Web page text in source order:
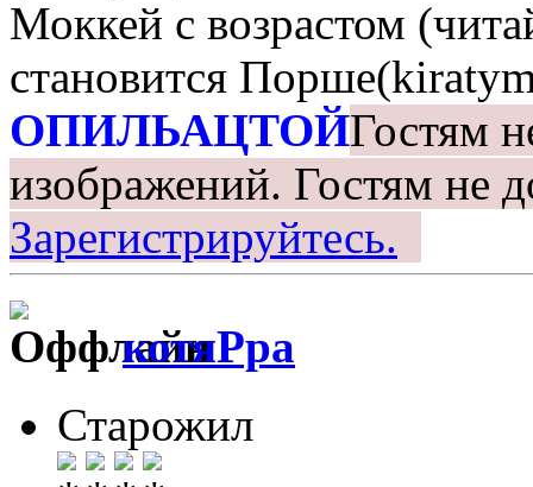
Моккей с возрастом
становится
ОПИЛЬАЦТОЙГостям
изображений. Гостям не
Зарегистрируйтесь.
котяРра
Старожил